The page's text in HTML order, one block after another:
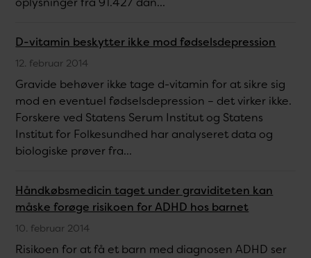
D-vitamin beskytter ikke mod fødselsdepression
12. februar 2014
Gravide behøver ikke tage d-vitamin for at sikre sig
mod en eventuel fødselsdepression – det virker ikke.
Forskere ved Statens Serum Institut og Statens
Institut for Folkesundhed har analyseret data og
biologiske prøver fra...
Håndkøbsmedicin taget under graviditeten kan
måske forøge risikoen for ADHD hos barnet
10. februar 2014
Risikoen for at få et barn med diagnosen ADHD ser